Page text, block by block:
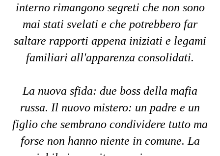
interno rimangono segreti che non sono
mai stati svelati e che potrebbero far
saltare rapporti appena iniziati e legami
familiari all'apparenza consolidati.
La nuova sfida: due boss della mafia
russa. Il nuovo mistero: un padre e un
figlio che sembrano condividere tutto ma
forse non hanno niente in comune. La